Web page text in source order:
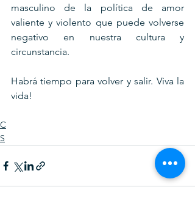
masculino de la política de amor
valiente y violento que puede volverse
negativo en nuestra cultura y
circunstancia.
Habrá tiempo para volver y salir. Viva la
vida!
C
S